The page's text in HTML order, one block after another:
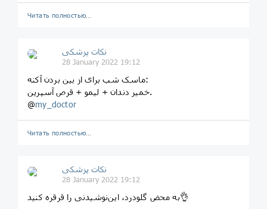
Читать полностью…
نکات پزشکی
28 January 2022 19:12
ماسک شب برای از بین بردن آکنه:
خمیر دندان + لیمو + قرص آسپرین.
@my_doctor
Читать полностью…
نکات پزشکی
28 January 2022 19:12
به محض گلودرد، این‌نوشیدنی را قرقره کنید👌